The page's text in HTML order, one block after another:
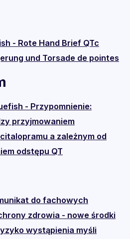
- Rote Hand Brief QTc
und Torsade de pointes
- Przypomnienie:
przyjmowaniem
a zależnym od
odstępu QT
do fachowych
zdrowia - nowe środki
wystąpienia myśli